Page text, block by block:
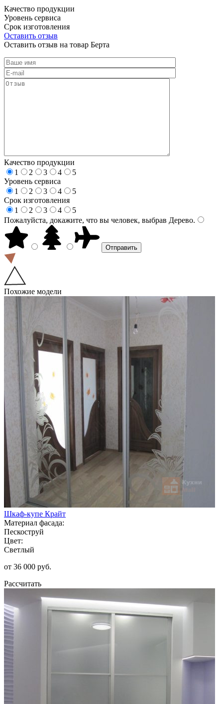
Качество продукции
Уровень сервиса
Срок изготовления
Оставить отзыв
Оставить отзыв на товар Берта
Качество продукции
1
2 3 4
5
Уровень сервиса
1
2 3 4
5
Срок изготовления
1
2 3 4
5
Пожалуйста, докажите, что вы человек, выбрав Дерево.
Похожие модели
Шкаф-купе Крайт
Материал фасада:
Пескоструй
Цвет:
Светлый
от 36 000 руб.
Рассчитать